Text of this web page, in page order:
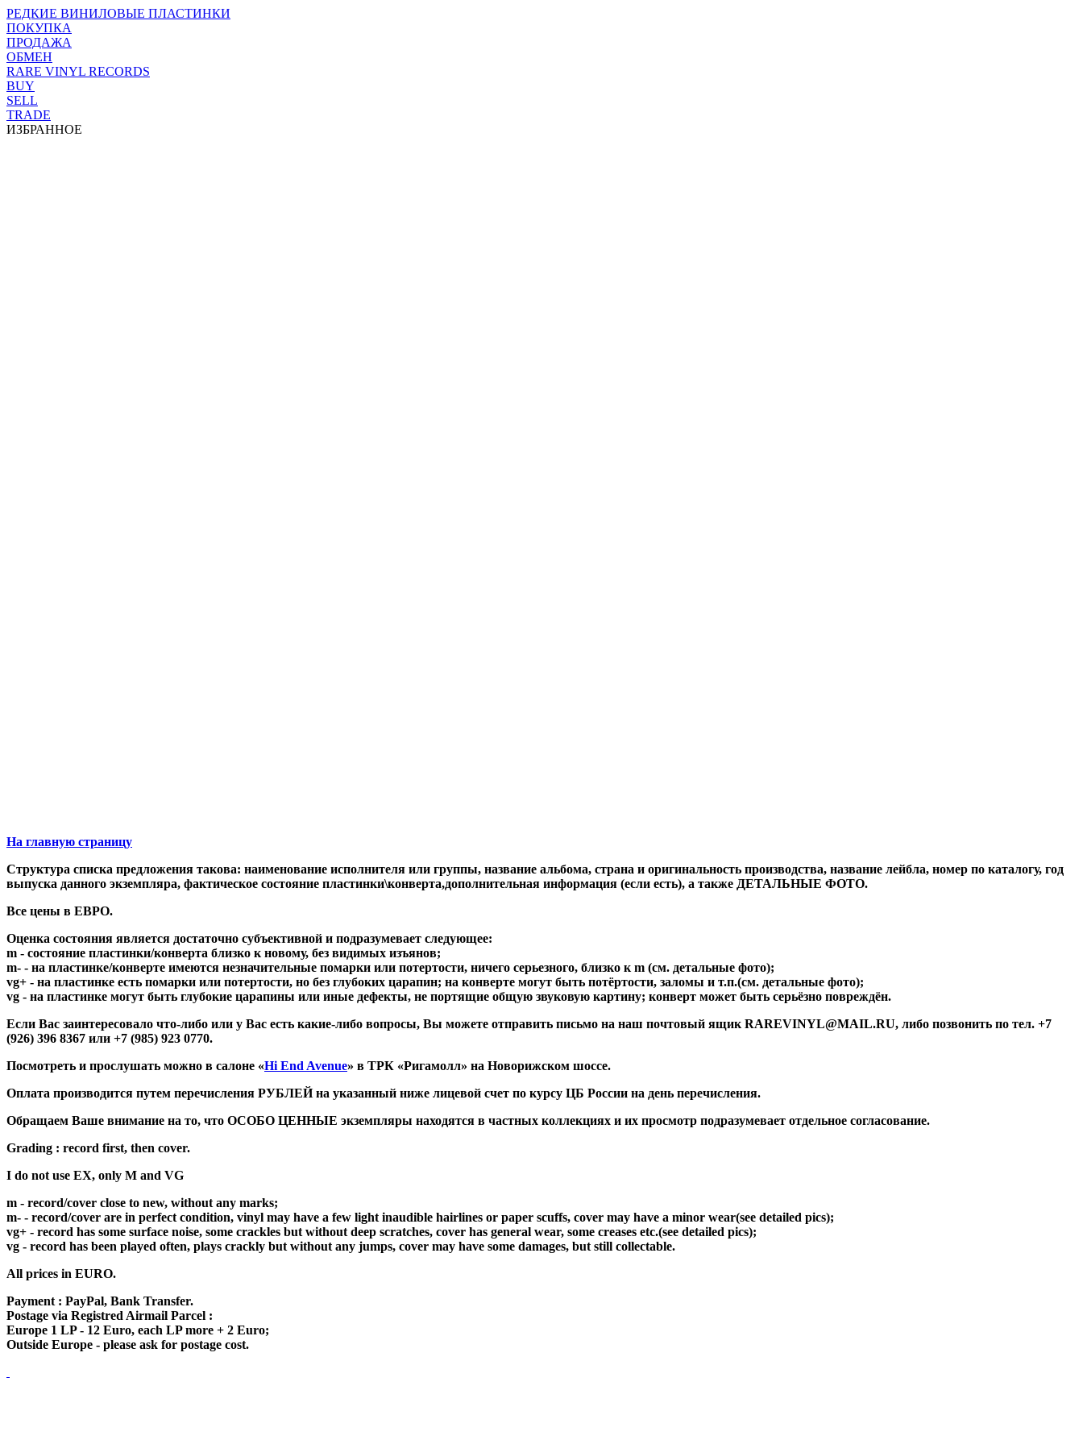
РЕДКИЕ ВИНИЛОВЫЕ ПЛАСТИНКИ
ПОКУПКА
ПРОДАЖА
ОБМЕН
RARE VINYL RECORDS
BUY
SELL
TRADE
ИЗБРАННОЕ
На главную страницу
Структура списка предложения такова: наименование исполнителя или группы, название альбома, страна и оригинальность производства, название лейбла, номер по каталогу, год
выпуска данного экземпляра, фактическое состояние пластинки\конверта,дополнительная информация (если есть), а также ДЕТАЛЬНЫЕ ФОТО.
Все цены в ЕВРО.
Оценка состояния является достаточно субъективной и подразумевает следующее:
m - состояние пластинки/конверта близко к новому, без видимых изъянов;
m- - на пластинке/конверте имеются незначительные помарки или потертости, ничего серьезного, близко к m (см. детальные фото);
vg+ - на пластинке есть помарки или потертости, но без глубоких царапин; на конверте могут быть потёртости, заломы и т.п.(см. детальные фото);
vg - на пластинке могут быть глубокие царапины или иные дефекты, не портящие общую звуковую картину; конверт может быть серьёзно повреждён.
Если Вас заинтересовало что-либо или у Вас есть какие-либо вопросы, Вы можете отправить письмо на наш почтовый ящик RAREVINYL@MAIL.RU, либо позвонить по тел. +7
(926) 396 8367 или +7 (985) 923 0770.
Посмотреть и прослушать можно в салоне «Hi End Avenue» в ТРК «Ригамолл» на Новорижском шоссе.
Оплата производится путем перечисления РУБЛЕЙ на указанный ниже лицевой счет по курсу ЦБ России на день перечисления.
Обращаем Ваше внимание на то, что ОСОБО ЦЕННЫЕ экземпляры находятся в частных коллекциях и их просмотр подразумевает отдельное согласование.
Grading : record first, then cover.
I do not use EX, only M and VG
m - record/cover close to new, without any marks;
m- - record/cover are in perfect condition, vinyl may have a few light inaudible hairlines or paper scuffs, cover may have a minor wear(see detailed pics);
vg+ - record has some surface noise, some crackles but without deep scratches, cover has general wear, some creases etc.(see detailed pics);
vg - record has been played often, plays crackly but without any jumps, cover may have some damages, but still collectable.
All prices in EURO.
Payment : PayPal, Bank Transfer.
Postage via Registred Airmail Parcel :
Europe 1 LP - 12 Euro, each LP more + 2 Euro;
Outside Europe - please ask for postage cost.